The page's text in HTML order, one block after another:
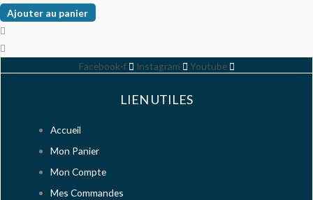
Ajouter au panier
Facebook-f Instagram Youtube
LIEN UTILES
Accueil
Mon Panier
Mon Compte
Mes Commandes